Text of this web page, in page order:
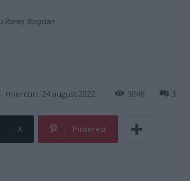
Rareș Bogdan
miercuri, 24 august 2022 3
3046
X Pinterest